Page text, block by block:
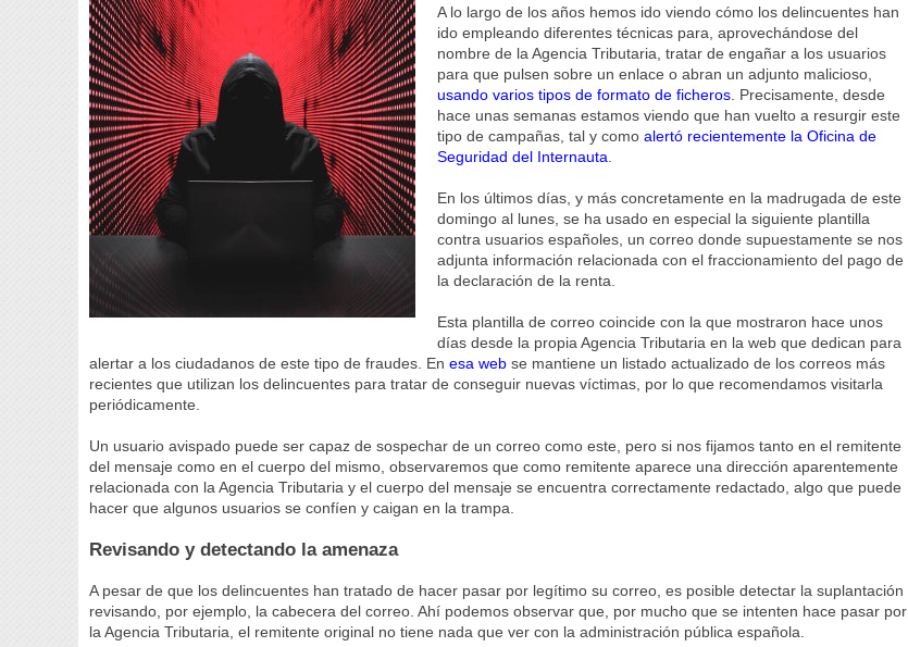
A lo largo de los años hemos ido viendo cómo los delincuentes han
ido empleando diferentes técnicas para, aprovechándose del
nombre de la Agencia Tributaria, tratar de engañar a los usuarios
para que pulsen sobre un enlace o abran un adjunto malicioso,
usando varios tipos de formato de ficheros . Precisamente, desde
hace unas semanas estamos viendo que han vuelto a resurgir este
tipo de campañas, tal y comoalertó recientemente la Oficina de
Seguridad del Internauta
En los últimos días, y más concretamente en la madrugada de este
domingo al lunes, se ha usado en especial la siguiente plantilla
contra usuarios españoles, un correo donde supuestamente se nos
adjunta información relacionada con el fraccionamiento del pago de
la declaración de la renta.
Esta plantilla de correo coincide con la que mostraron hace unos
días desde la propia Agencia Tributaria en la web que dedican para
alertar a los ciudadanos de este tipo de fraudes. Enesa web se mantiene un listado actualizado de los correos más
recientes que utilizan los delincuentes para tratar de conseguir nuevas víctimas, por lo que recomendamos visitarla
periódicamente.
Un usuario avispado puede ser capaz de sospechar de un correo como este, pero si nos fijamos tanto en el remitente
del mensaje como en el cuerpo del mismo, observaremos que como remitente aparece una dirección aparentemente
relacionada con la Agencia Tributaria y el cuerpo del mensaje se encuentra correctamente redactado, algo que puede
hacer que algunos usuarios se confíen y caigan en la trampa.
Revisando y detectando la amenaza
A pesar de que los delincuentes han tratado de hacer pasar por legítimo su correo, es posible detectar la suplantación
revisando, por ejemplo, la cabecera del correo. Ahí podemos observar que, por mucho que se intenten hace pasar por
la Agencia Tributaria, el remitente original no tiene nada que ver con la administración pública española.